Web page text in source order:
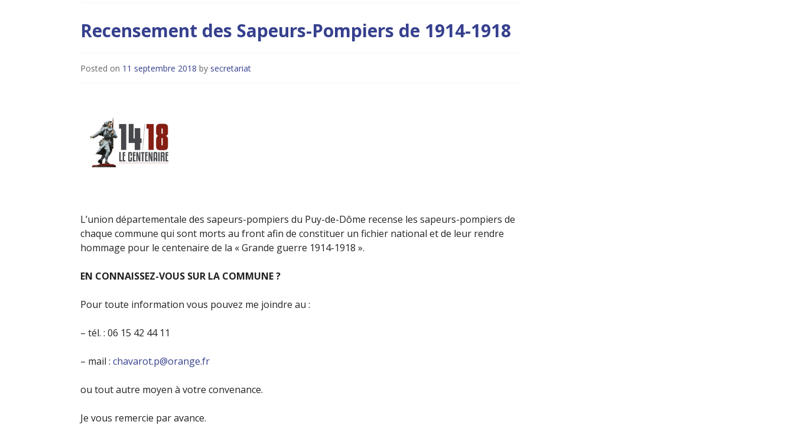
Recensement des Sapeurs-Pompiers de 1914-1918
Posted on 11 septembre 2018 by secretariat
L’union départementale des sapeurs-pompiers du Puy-de-Dôme recense les sapeurs-pompiers de
chaque commune qui sont morts au front afin de constituer un fichier national et de leur rendre
hommage pour le centenaire de la « Grande guerre 1914-1918 ».
EN CONNAISSEZ-VOUS SUR LA COMMUNE ?
Pour toute information vous pouvez me joindre au :
– tél. : 06 15 42 44 11
– mail : chavarot.p@orange.fr
ou tout autre moyen à votre convenance.
Je vous remercie par avance.